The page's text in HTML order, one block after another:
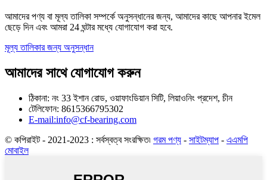
আমাদের পণ্য বা মূল্য তালিকা সম্পর্কে অনুসন্ধানের জন্য, আমাদের কাছে আপনার ইমেল
ছেড়ে দিন এবং আমরা 24 ঘন্টার মধ্যে যোগাযোগ করা হবে.
মূল্য তালিকার জন্য অনুসন্ধান
আমাদের সাথে যোগাযোগ করুন
ঠিকানা: নং 33 ইশান রোড, ওয়াফাংডিয়ান সিটি, লিয়াওনিং প্রদেশ, চীন
টেলিফোন: 8615366795302
E-mail:info@cf-bearing.com
© কপিরাইট - 2021-2023 : সর্বস্বত্ব সংরক্ষিত৷ গরম পণ্য - সাইটম্যাপ - এএমপি
মোবাইল